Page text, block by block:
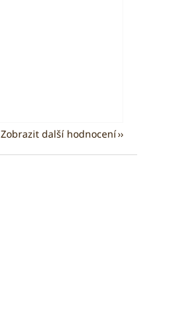
Zobrazit další hodnocení